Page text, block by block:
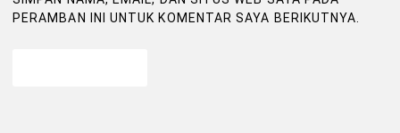
PERAMBAN INI UNTUK KOMENTAR SAYA BERIKUTNYA.